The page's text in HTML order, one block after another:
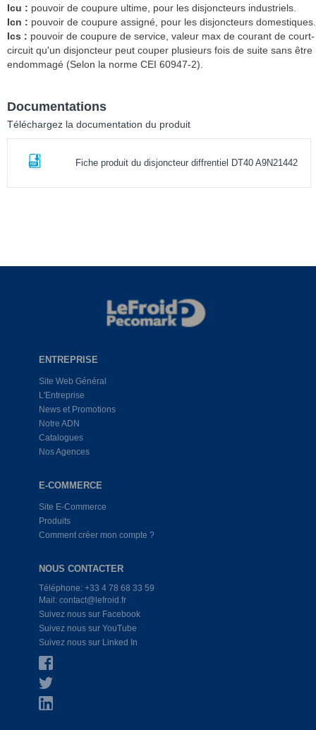
Icu : pouvoir de coupure ultime, pour les disjoncteurs industriels.
Icn : pouvoir de coupure assigné, pour les disjoncteurs domestiques.
Ics : pouvoir de coupure de service, valeur max de courant de court-
circuit qu'un disjoncteur peut couper plusieurs fois de suite sans être
endommagé (Selon la norme CEI 60947-2).
Documentations
Téléchargez la documentation du produit
Fiche produit du disjoncteur diffrentiel DT40 A9N21442
ENTREPRISE
Site Web Général
L'Entreprise
News et Promotions
Notre ADN
Catalogues
Nos Agences
E-COMMERCE
Site E-Commerce
Produits
Comment créer mon compte ?
NOUS CONTACTER
Téléphone: +33 4 78 68 33 59
Mail: contact@lefroid.fr
Suivez nous sur Facebook
Suivez nous sur YouTube
Suivez nous sur Linked In